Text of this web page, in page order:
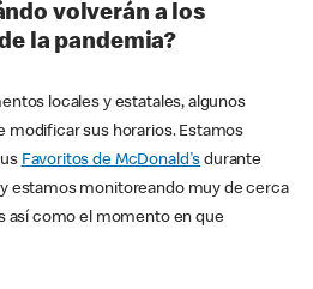
volverán a los
la pandemia?
locales y estatales, algunos
modificar sus horarios. Estamos
Favoritos de McDonald's durante
estamos monitoreando muy de cerca
así como el momento en que